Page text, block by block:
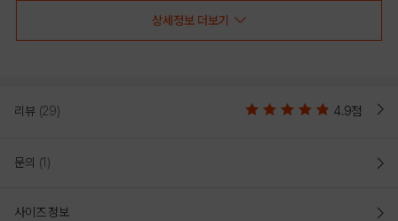
상세정보 더보기
리뷰 (29) 4.9점
문의 (1)
사이즈 정보